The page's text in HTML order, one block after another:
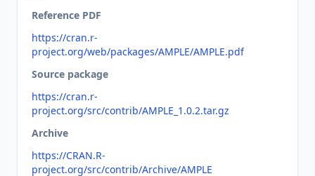
Reference PDF
https://cran.r-
project.org/web/packages/AMPLE/AMPLE.pdf
Source package
https://cran.r-
project.org/src/contrib/AMPLE_1.0.2.tar.gz
Archive
https://CRAN.R-
project.org/src/contrib/Archive/AMPLE